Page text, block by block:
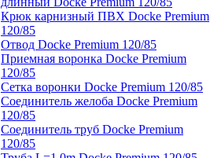
Крюк карнизный ПВХ Docke Premium
120/85
Отвод Docke Premium 120/85
Приемная воронка Docke Premium
120/85
Сетка воронки Docke Premium 120/85
Соединитель желоба Docke Premium
120/85
Соединитель труб Docke Premium
120/85